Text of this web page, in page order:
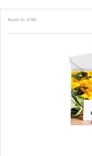
Bestell-Nr. 47362